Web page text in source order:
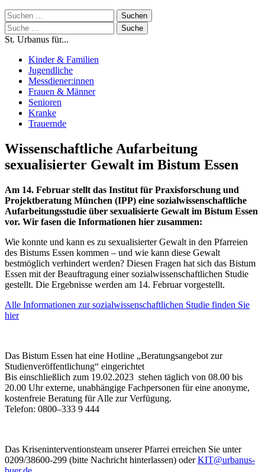
Suchen
nach:
Suche
nach:
St. Urbanus für...
Kinder & Familien
Jugendliche
Messdiener:innen
Frauen & Männer
Senioren
Kranke
Trauernde
Wissenschaftliche Aufarbeitung
sexualisierter Gewalt im Bistum Essen
Am 14. Februar stellt das Institut für Praxisforschung und
Projektberatung München (IPP) eine sozialwissenschaftliche
Aufarbeitungsstudie über sexualisierte Gewalt im Bistum Essen
vor. Wir fasen die Informationen hier zusammen:
Wie konnte und kann es zu sexualisierter Gewalt in den Pfarreien
des Bistums Essen kommen – und wie kann diese Gewalt
bestmöglich verhindert werden? Diesen Fragen hat sich das Bistum
Essen mit der Beauftragung einer sozialwissenschaftlichen Studie
gestellt. Die Ergebnisse werden am 14. Februar vorgestellt.
Alle Informationen zur sozialwissenschaftlichen Studie finden Sie
hier
Das Bistum Essen hat eine Hotline „Beratungsangebot zur
Studienveröffentlichung“ eingerichtet
Bis einschließlich zum 19.02.2023 stehen täglich von 08.00 bis
20.00 Uhr externe, unabhängige Fachpersonen für eine anonyme,
kostenfreie Beratung für Alle zur Verfügung.
Telefon: 0800–333 9 444
Das Kriseninterventionsteam unserer Pfarrei erreichen Sie unter
0209/38600-299 (bitte Nachricht hinterlassen) oderKIT@urbanus-